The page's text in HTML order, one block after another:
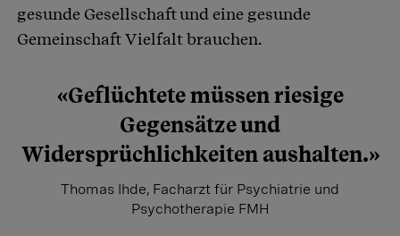
gesunde Gesellschaft und eine gesunde
Gemeinschaft Vielfalt brauchen.
«Geflüchtete müssen riesige
Gegensätze und
Widersprüchlichkeiten aushalten.»
Thomas Ihde, Facharzt für Psychiatrie und
Psychotherapie FMH